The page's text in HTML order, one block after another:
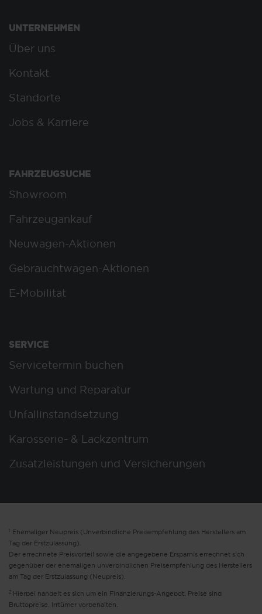
UNTERNEHMEN
Über uns
Kontakt
Standorte
Jobs & Karriere
FAHRZEUGSUCHE
Showroom
Fahrzeugankauf
Neuwagen-Aktionen
Gebrauchtwagen-Aktionen
E-Mobilität
SERVICE
Servicetermin buchen
Wartung und Reparatur
Unfallinstandsetzung
Karosserie- & Lackzentrum
Zusatzleistungen und Versicherungen
1 Ehemaliger Neupreis (Unverbindliche Preisempfehlung des Herstellers am
Tag der Erstzulassung).
Der errechnete Preisvorteil sowie die angegebene Ersparnis errechnet sich
gegenüber der ehemaligen unverbindlichen Preisempfehlung des Herstellers
am Tag der Erstzulassung (Neupreis).
2 Hierbei handelt es sich um ein Finanzierungs-Angebot. Preise sind
Bruttopreise. Irrtümer vorbehalten.